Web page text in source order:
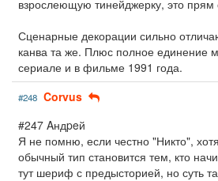
взрослеющую тинейджерку, это прям
Сценарные декорации сильно
канва та же. Плюс полное единение
сериале и в фильме 1991 года.
#248 Corvus
#247 Aндpeй
Я не помню, если честно "Никто",
обычный тип становится тем, кто
тут шериф с предысторией, но суть